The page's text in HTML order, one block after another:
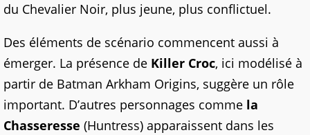
du Chevalier Noir, plus jeune, plus conflictuel.
Des éléments de scénario commencent aussi à
émerger. La présence de Killer Croc, ici modélisé à
partir de Batman Arkham Origins, suggère un rôle
important. D’autres personnages comme la
Chasseresse (Huntress) apparaissent dans les